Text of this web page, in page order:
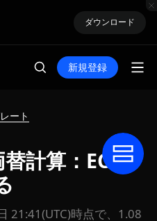
ダウンロード
新規登録
ート
替計算：ECLIP
21:41(UTC)時点で、1.08